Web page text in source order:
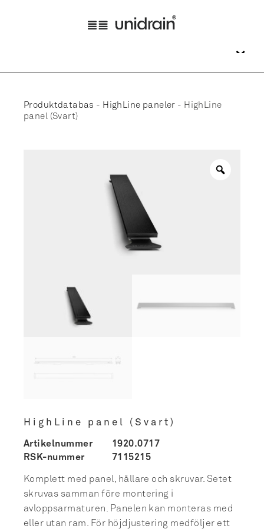
Produktdatabas - HighLine paneler - HighLine
panel (Svart)
HighLine panel (Svart)
Artikelnummer
1920.0717
RSK-nummer
7115215
Komplett med panel, hållare och skruvar. Setet
skruvas samman före montering i
avloppsarmaturen. Panelen kan monteras med
eller utan ram. För höjdjustering medföljer ett